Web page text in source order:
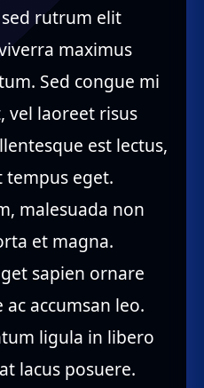
rutrum elit
maximus
Sed congue mi
vel laoreet risus
est lectus,
tempus eget.
malesuada non
et magna.
sapien ornare
accumsan leo.
ligula in libero
lacus posuere.